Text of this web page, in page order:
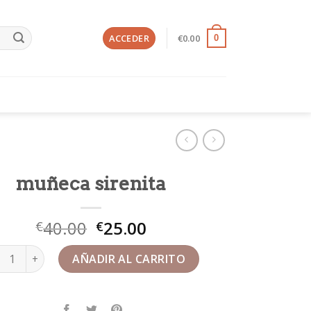
ACCEDER €0.00 0
muñeca sirenita
€40.00 €25.00
sirenita cantidadAÑADIR AL CARRITO